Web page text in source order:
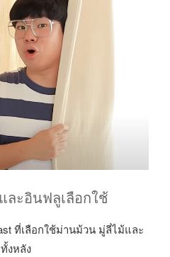
ะอินฟลูเลือกใช้
ที่เลือกใช้ม่านม้วน มู่ลี่ไม้และ
งหลัง